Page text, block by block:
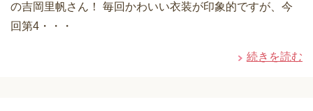
の吉岡里帆さん！ 毎回かわいい衣装が印象的ですが、今
回第4・・・
続きを読む